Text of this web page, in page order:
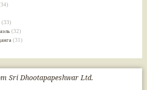
Sri Dhootapapeshwar Ltd.
Factory
Грузия
(33)
(32)
(31)